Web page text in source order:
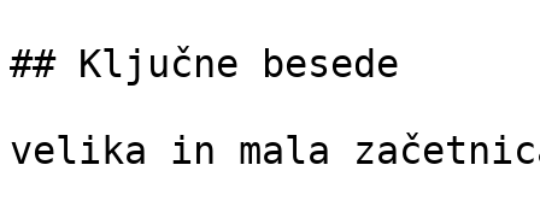
## Ključne besede
velika in mala